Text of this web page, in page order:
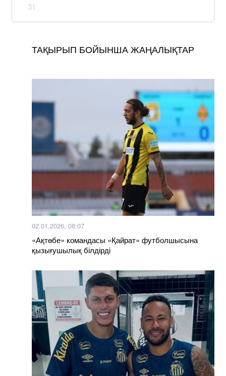
31
ТАҚЫРЫП БОЙЫНША ЖАҢАЛЫҚТАР
02.01.2026, 08:07
«Ақтөбе» командасы «Қайрат» футболшысына
қызығушылық білдірді